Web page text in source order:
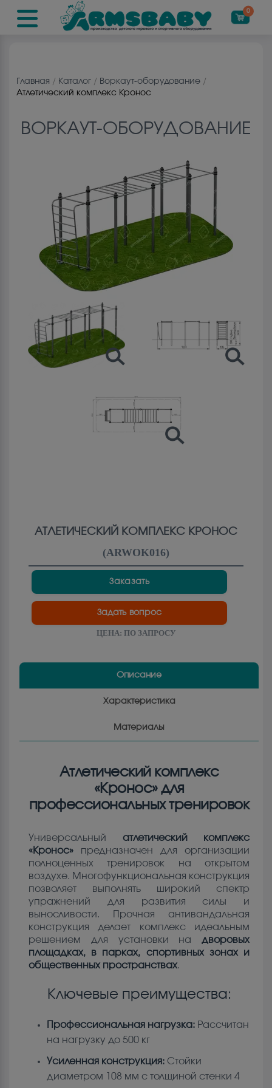
0
Главная / Каталог / Воркаут-оборудование /
Атлетический комплекс Кронос
ВОРКАУТ-ОБОРУДОВАНИЕ
АТЛЕТИЧЕСКИЙ КОМПЛЕКС КРОНОС
(ARWOK016)
Заказать
Задать вопрос
ЦЕНА: ПО ЗАПРОСУ
Описание
Характеристика
Материалы
Атлетический комплекс
«Кронос» для
профессиональных тренировок
Универсальный атлетический комплекс
«Кронос» предназначен для организации
полноценных тренировок на открытом
воздухе. Многофункциональная конструкция
позволяет выполнять широкий спектр
упражнений для развития силы и
выносливости. Прочная антивандальная
конструкция делает комплекс идеальным
решением для установки на дворовых
площадках, в парках, спортивных зонах и
общественных пространствах.
Ключевые преимущества:
Профессиональная нагрузка: Рассчитан
на нагрузку до 500 кг
Усиленная конструкция: Стойки
диаметром 108 мм с толщиной стенки 4